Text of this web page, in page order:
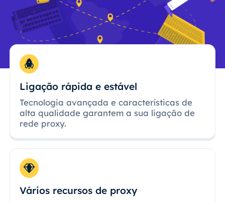
Ligação rápida e estável
Tecnologia avançada e características de
alta qualidade garantem a sua ligação de
rede proxy.
Vários recursos de proxy